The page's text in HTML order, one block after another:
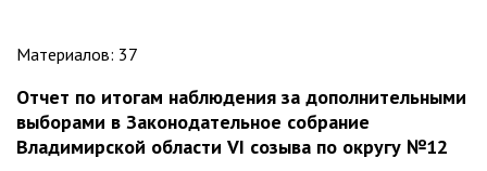
Материалов: 37
Отчет по итогам наблюдения за дополнительными
выборами в Законодательное собрание
Владимирской области VI созыва по округу №12